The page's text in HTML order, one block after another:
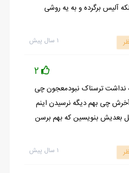
آلیس برگرده و به یه روشی
۱ سال پیش
2
نداشت ترسناک نبودمعجون چی
چی بهم دیگه نرسیدن اینم
بعدیش بنویسین که بهم برسن
۱ سال پیش